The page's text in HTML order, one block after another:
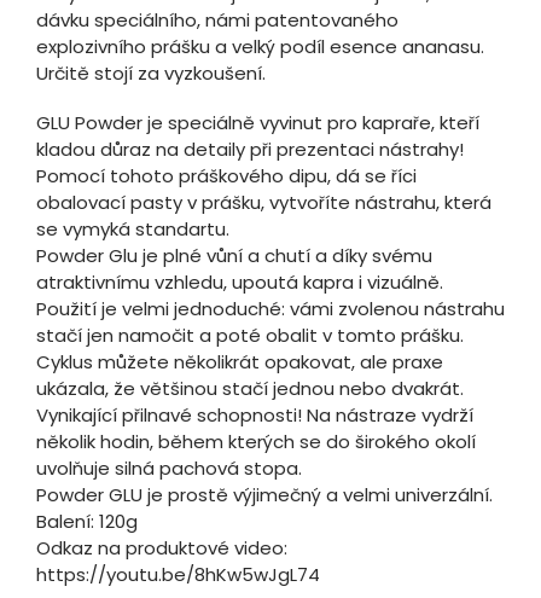
dávku speciálního, námi patentovaného
explozivního prášku a velký podíl esence ananasu.
Určitě stojí za vyzkoušení.
GLU Powder je speciálně vyvinut pro kapraře, kteří
kladou důraz na detaily při prezentaci nástrahy!
Pomocí tohoto práškového dipu, dá se říci
obalovací pasty v prášku, vytvoříte nástrahu, která
se vymyká standartu.
Powder Glu je plné vůní a chutí a díky svému
atraktivnímu vzhledu, upoutá kapra i vizuálně.
Použití je velmi jednoduché: vámi zvolenou nástrahu
stačí jen namočit a poté obalit v tomto prášku.
Cyklus můžete několikrát opakovat, ale praxe
ukázala, že většinou stačí jednou nebo dvakrát.
Vynikající přilnavé schopnosti! Na nástraze vydrží
několik hodin, během kterých se do širokého okolí
uvolňuje silná pachová stopa.
Powder GLU je prostě výjimečný a velmi univerzální.
Balení: 120g
Odkaz na produktové video:
https://youtu.be/8hKw5wJgL74